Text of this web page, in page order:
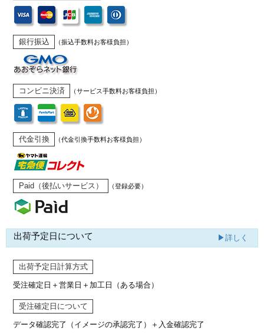
銀行振込 （振込手数料お客様負担）
コンビニ決済 （サービス手数料お客様負担）
代金引換 （代金引換手数料お客様負担）
Paid（後払いサービス） （登録必要）
出荷予定日について ▶詳しく
出荷予定日計算方式
受注確定日＋営業日＋加工日（ある場合）
受注確定日について
データ確認完了（イメージの承認完了） ＋入金確認完了